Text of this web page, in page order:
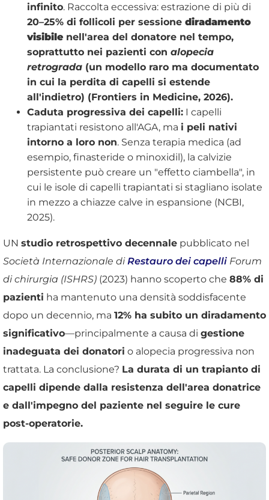
infinito. Raccolta eccessiva: estrazione di più di
20–25% di follicoli per sessione diradamento
visibile nell'area del donatore nel tempo,
soprattutto nei pazienti con alopecia
retrograda (un modello raro ma documentato
in cui la perdita di capelli si estende
all'indietro) (Frontiers in Medicine, 2026).
Caduta progressiva dei capelli: I capelli
trapiantati resistono all'AGA, ma i peli nativi
intorno a loro non. Senza terapia medica (ad
esempio, finasteride o minoxidil), la calvizie
persistente può creare un "effetto ciambella", in
cui le isole di capelli trapiantati si stagliano isolate
in mezzo a chiazze calve in espansione (NCBI,
2025).
UN studio retrospettivo decennale pubblicato nel
Società Internazionale diRestauro dei capelli Forum
di chirurgia (ISHRS) (2023) hanno scoperto che 88% di
pazienti ha mantenuto una densità soddisfacente
dopo un decennio, ma 12% ha subito un diradamento
significativo—principalmente a causa di gestione
inadeguata dei donatori o alopecia progressiva non
trattata. La conclusione? La durata di un trapianto di
capelli dipende dalla resistenza dell'area donatrice
e dall'impegno del paziente nel seguire le cure
post-operatorie.